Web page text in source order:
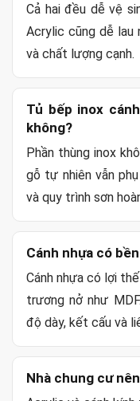
Cả hai đều dễ vệ
Acrylic cũng dễ lau
và chất lượng cạnh.
Tủ bếp inox
không?
Phần thùng inox
gỗ tự nhiên vẫn
và quy trình sơn
Cánh nhựa có
Cánh nhựa có lợi
trương nở như
độ dày, kết cấu và
Nhà chung cư